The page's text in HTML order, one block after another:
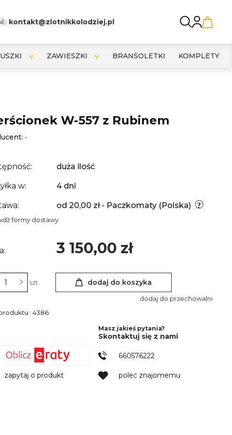
kontakt@zlotnikkolodziej.pl
ZAWIESZKI BRANSOLETKI KOMPLETY
W-557 z Rubinem
-
duża ilość
w: 4 dni
od 20,00 zł - Paczkomaty (Polska)
formy dostawy
3 150,00 zł
szt. dodaj do koszyka
dodaj do przechowalni
4386
zapytaj o produkt poleć znajomemu
Masz jakieś pytania?
Skontaktuj się z nami
660576222